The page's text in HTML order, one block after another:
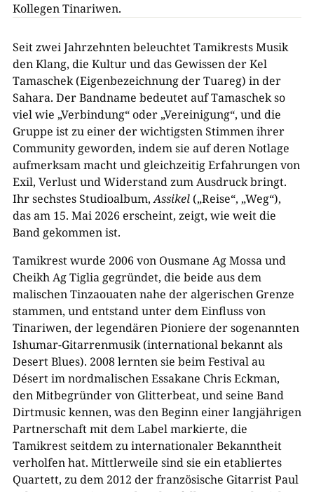
Kollegen Tinariwen.
Seit zwei Jahrzehnten beleuchtet Tamikrests Musik
den Klang, die Kultur und das Gewissen der Kel
Tamaschek (Eigenbezeichnung der Tuareg) in der
Sahara. Der Bandname bedeutet auf Tamaschek so
viel wie „Verbindung“ oder „Vereinigung“, und die
Gruppe ist zu einer der wichtigsten Stimmen ihrer
Community geworden, indem sie auf deren Notlage
aufmerksam macht und gleichzeitig Erfahrungen von
Exil, Verlust und Widerstand zum Ausdruck bringt.
Ihr sechstes Studioalbum,Assikel(„Reise“, „Weg“),
das am 15. Mai 2026 erscheint, zeigt, wie weit die
Band gekommen ist.
Tamikrest wurde 2006 von Ousmane Ag Mossa und
Cheikh Ag Tiglia gegründet, die beide aus dem
malischen Tinzaouaten nahe der algerischen Grenze
stammen, und entstand unter dem Einfluss von
Tinariwen, der legendären Pioniere der sogenannten
Ishumar-Gitarrenmusik (international bekannt als
Desert Blues). 2008 lernten sie beim Festival au
Désert im nordmalischen Essakane Chris Eckman,
den Mitbegründer von Glitterbeat, und seine Band
Dirtmusic kennen, was den Beginn einer langjährigen
Partnerschaft mit dem Label markierte, die
Tamikrest seitdem zu internationaler Bekanntheit
verholfen hat. Mittlerweile sind sie ein etabliertes
Quartett, zu dem 2012 der französische Gitarrist Paul